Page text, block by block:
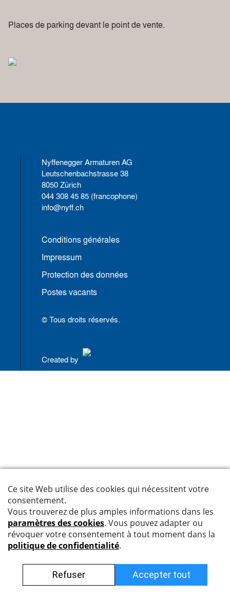
Places de parking devant le point de vente.
Nyffenegger Armaturen AG
Leutschenbachstrasse 38
8050 Zürich
044 308 45 85 (francophone)
info@nyff.ch
Conditions générales
Impressum
Protection des données
Postes vacants
© Tous droits réservés.
Created by